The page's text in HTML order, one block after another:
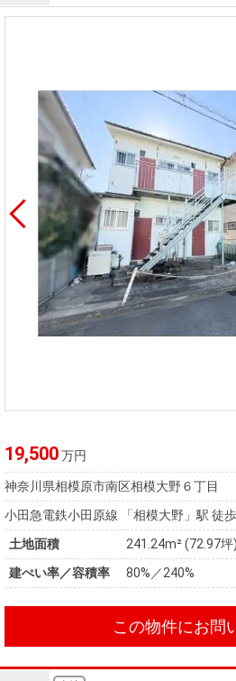
19,500万円
神奈川県相模原市南区相模大野６丁目
小田急電鉄小田原線 「相模大野」駅 徒
土地面積
241.24m² (72.97坪)
建ぺい率／容積率
80%／240%
この物件にお問